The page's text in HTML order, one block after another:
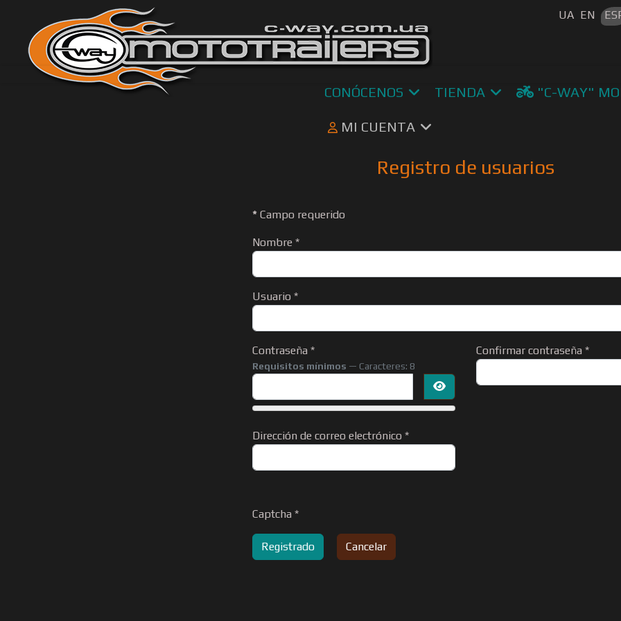
Seleccione
UA EN
CONÓCENOS TIENDA "C-WAY"
MI CUENTA
Registro de usuarios
*Campo requerido
Nombre *
Usuario*
Contraseña*
Requisitos mínimos — Caracteres: 8
Mostrar contraseña
Confirmar contraseña *
Dirección de correo electrónico*
Captcha*
Registrado Cancelar